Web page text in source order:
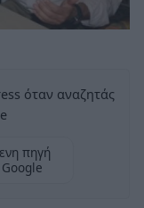
όταν αναζητάς
πηγή